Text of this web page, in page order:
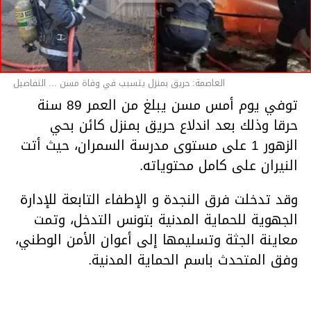
العاصمة: حريق بمنزل يتسبب في وفاة مسن ... التفاصيل
توفي يوم أمس مسن يبلغ من العمر 89 سنة
حرقا وذلك بعد اندلاع حريق بمنزل كائن بحي
الزهور 1 على مستوى مدرسة السمران، حيث أتت
النيران على كامل محتوياته.
وقد تدخلت فرق النجدة و الإطفاء التابعة للإدارة
الجهوية للحماية المدنية بتونس التدخل، وتمت
معاينة الجثة وتسليمها إلى أعوان الأمن الوطني،
وفق المتحدث باسم الحماية المدنية.